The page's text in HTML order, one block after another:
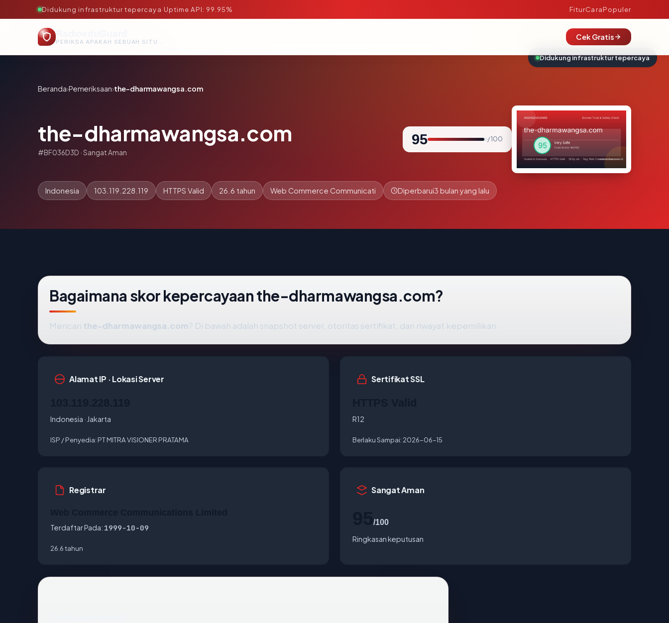
Didukung infrastruktur tepercaya·Uptime API: 99.95% FiturCaraPopuler
PERIKSA APAKAH SEBUAH SITUS AMAN, TEPERCAYA, DAN TERVERIFIKASI DALAM HITUNGAN DETIK.
Cek Gratis
Beranda›Pemeriksaan›the-dharmawangsa.com
the-dharmawangsa.com
#BF036D3D · Sangat Aman
95 / 100
Indonesia 103.119.228.119 HTTPS Valid 26.6 tahun Web Commerce Communicati Diperbarui3 bulan yang lalu
Bagaimana skor kepercayaan the-dharmawangsa.com?
Mencari the-dharmawangsa.com? Di bawah adalah snapshot server, otoritas sertifikat, dan riwayat kepemilikan.
Alamat IP · Lokasi Server
Indonesia · Jakarta
ISP / Penyedia: PT MITRA VISIONER PRATAMA
Sertifikat SSL
R12
Berlaku Sampai: 2026-06-15
Registrar
Terdaftar Pada: 1999-10-09
26.6 tahun
Sangat Aman
/100
Ringkasan keputusan
Didukung infrastruktur tepercaya